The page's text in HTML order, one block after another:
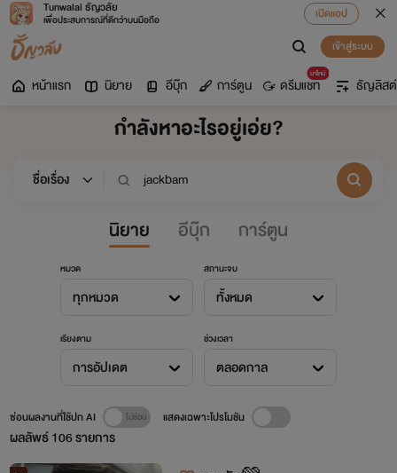
Tunwalai ธัญวลัย
เพื่อประสบการณ์ที่ดีกว่าบนมือถือ
เปิดแอป
เข้าสู่ระบบ
หน้าแรก นิยาย อีบุ๊ก การ์ตูน
มาใหม่
ดรีมแชท ธัญลิสต์
กำลังหาอะไรอยู่เอ่ย?
นิยาย อีบุ๊ก การ์ตูน
หมวด
ทุกหมวด
สถานะจบ
ทั้งหมด
เรียงตาม
การอัปเดต
ช่วงเวลา
ตลอดกาล
ผลลัพธ์106รายการ
ซ่อนผลงานที่ใช้ปก AI แสดงเฉพาะโปรโมชัน